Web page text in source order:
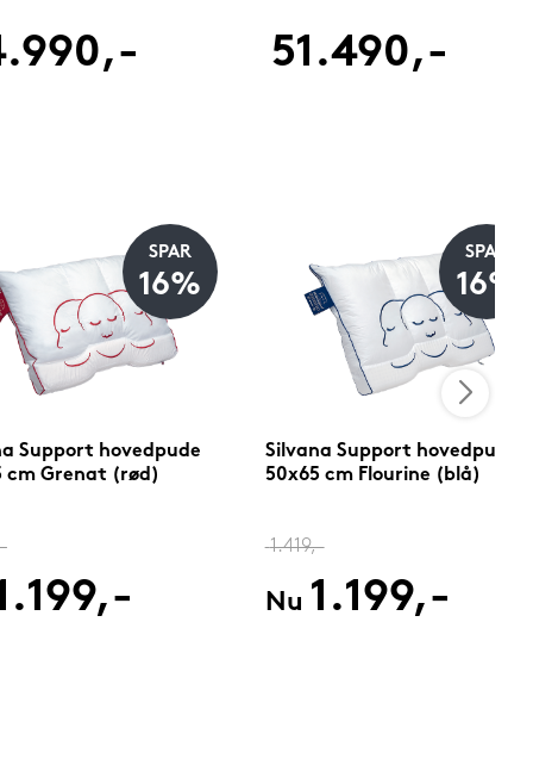
51.490,-
SPAR
16%
Support hovedpude
cm Grenat (rød)
SPAR
16%
Silvana Support hovedpude
50x65 cm Flourine (blå)
1.419,-
Nu 1.199,-